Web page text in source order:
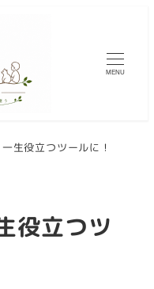
MENU
生役立つツールに！
役立つツ